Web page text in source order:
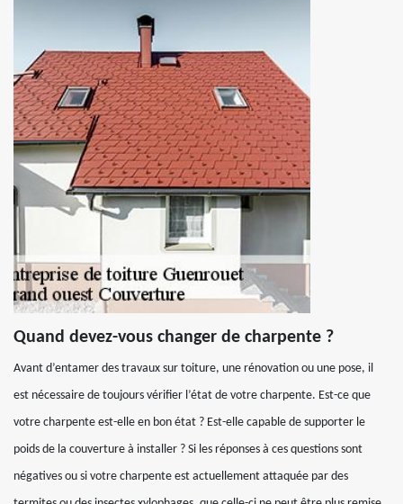
Quand devez-vous changer de charpente ?
Avant d’entamer des travaux sur toiture, une rénovation ou une pose, il
est nécessaire de toujours vérifier l’état de votre charpente. Est-ce que
votre charpente est-elle en bon état ? Est-elle capable de supporter le
poids de la couverture à installer ? Si les réponses à ces questions sont
négatives ou si votre charpente est actuellement attaquée par des